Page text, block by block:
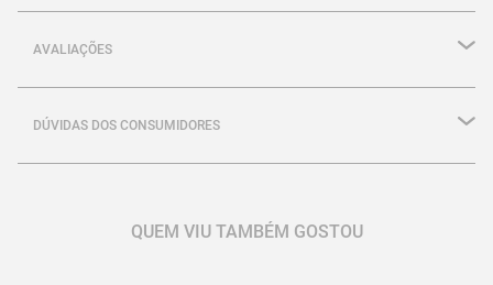
AVALIAÇÕES
DÚVIDAS DOS CONSUMIDORES
QUEM VIU TAMBÉM GOSTOU